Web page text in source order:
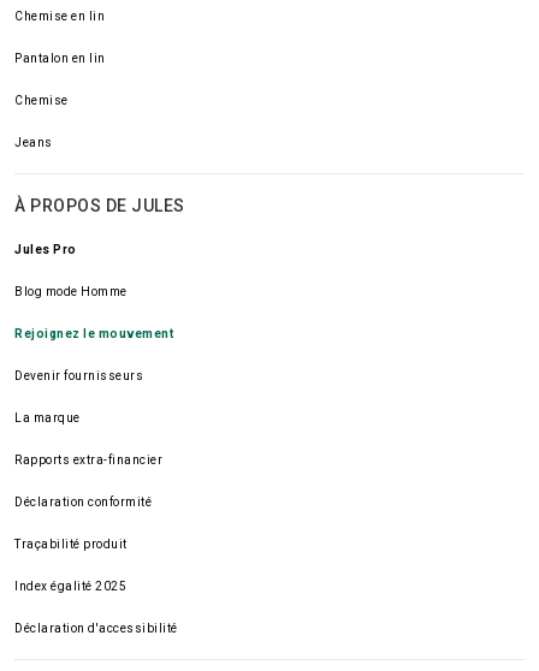
Chemise en lin
Pantalon en lin
Chemise
Jeans
À PROPOS DE JULES
Jules Pro
Blog mode Homme
Rejoignez le mouvement
Devenir fournisseurs
La marque
Rapports extra-financier
Déclaration conformité
Traçabilité produit
Index égalité 2025
Déclaration d'accessibilité